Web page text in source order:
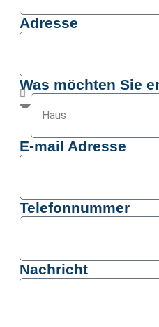
Adresse
Was möchten Sie
E-mail Adresse
Telefonnummer
Nachricht